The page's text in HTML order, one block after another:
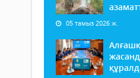
05 тамыз 2026 ж.